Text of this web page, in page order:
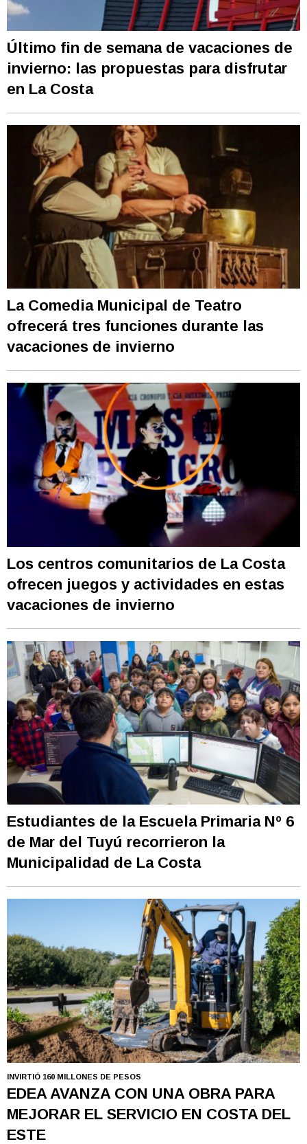
Último fin de semana de vacaciones de
invierno: las propuestas para disfrutar
en La Costa
La Comedia Municipal de Teatro
ofrecerá tres funciones durante las
vacaciones de invierno
Los centros comunitarios de La Costa
ofrecen juegos y actividades en estas
vacaciones de invierno
Estudiantes de la Escuela Primaria Nº 6
de Mar del Tuyú recorrieron la
Municipalidad de La Costa
INVIRTIÓ 160 MILLONES DE PESOS
EDEA AVANZA CON UNA OBRA PARA
MEJORAR EL SERVICIO EN COSTA DEL
ESTE